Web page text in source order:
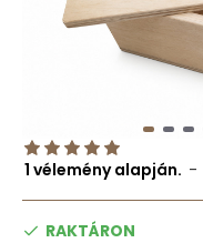
RAKTÁRON
1 vélemény alapján. -